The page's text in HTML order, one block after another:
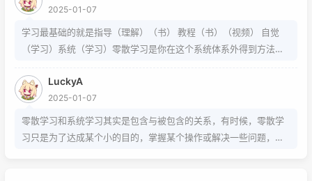
2025-01-07
学习最基础的就是指导（理解）（书） 教程（书）（视频） 自觉
（学习）系统（学习）零散学习是你在这个系统体系外得到方法的
LuckyA
2025-01-07
零散学习和系统学习其实是包含与被包含的关系，有时候，零散学
习只是为了达成某个小的目的，掌握某个操作或解决一些问题，而